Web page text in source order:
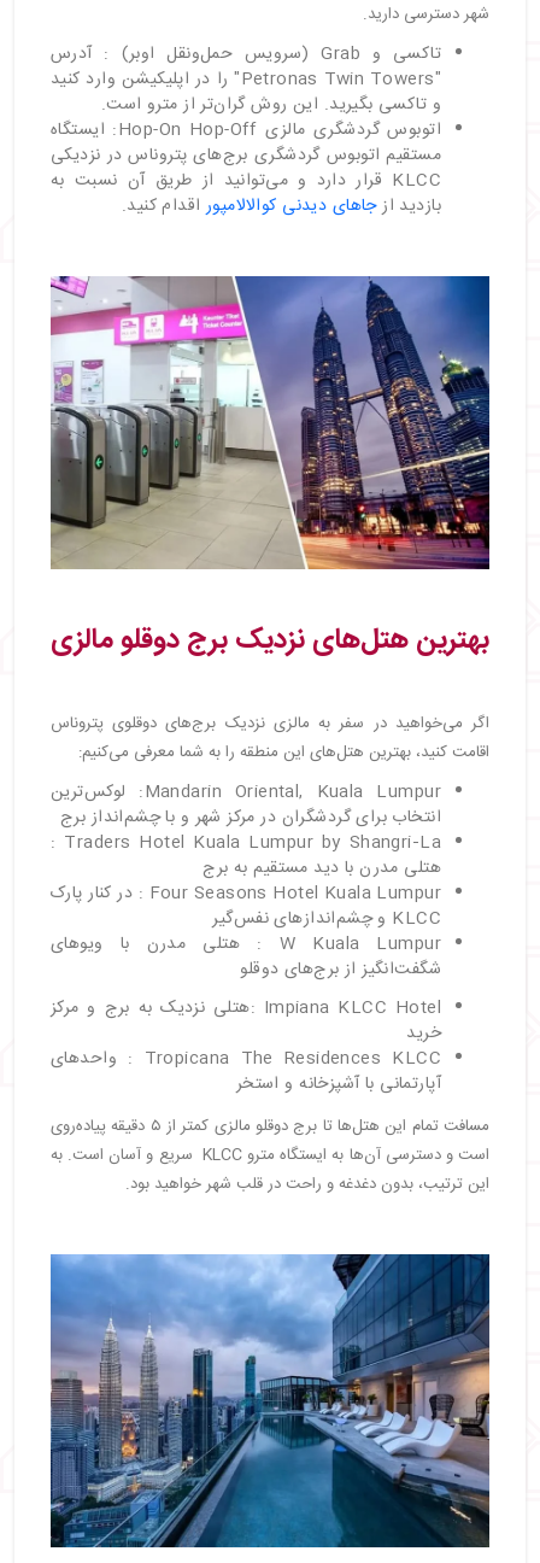
شهر دسترسی دارید.
تاکسی و Grab (سرویس حمل‌ونقل اوبر) : آدرس
"Petronas Twin Towers" را در اپلیکیشن وارد کنید
و تاکسی بگیرید. این روش گران‌تر از مترو است.
اتوبوس گردشگری مالزی Hop-On Hop-Off: ایستگاه
مستقیم اتوبوس گردشگری برج‌های پتروناس در نزدیکی
KLCC قرار دارد و می‌توانید از طریق آن نسبت به
بازدید ازجاهای دیدنی کوالالامپوراقدام کنید.
بهترین هتل‌های نزدیک برج دوقلو مالزی
اگر می‌خواهید در سفر به مالزی نزدیک برج‌های دوقلوی پتروناس
اقامت کنید، بهترین هتل‌های این منطقه را به شما معرفی می‌کنیم:
Mandarin Oriental, Kuala Lumpur: لوکس‌ترین
انتخاب برای گردشگران در مرکز شهر و با چشم‌انداز برج
Traders Hotel Kuala Lumpur by Shangri‑La :
هتلی مدرن با دید مستقیم به برج
Four Seasons Hotel Kuala Lumpur : در کنار پارک
KLCC و چشم‌اندازهای نفس‌گیر
W Kuala Lumpur : هتلی مدرن با ویوهای
شگفت‌انگیز از برج‌های دوقلو
Impiana KLCC Hotel :هتلی نزدیک به برج و مرکز
خرید
Tropicana The Residences KLCC : واحدهای
آپارتمانی با آشپزخانه و استخر
مسافت تمام این هتل‌ها تا برج دوقلو مالزی کمتر از ۵ دقیقه پیاده‌روی
است و دسترسی آن‌ها به ایستگاه مترو KLCC سریع و آسان است. به
این ترتیب، بدون دغدغه و راحت در قلب شهر خواهید بود.